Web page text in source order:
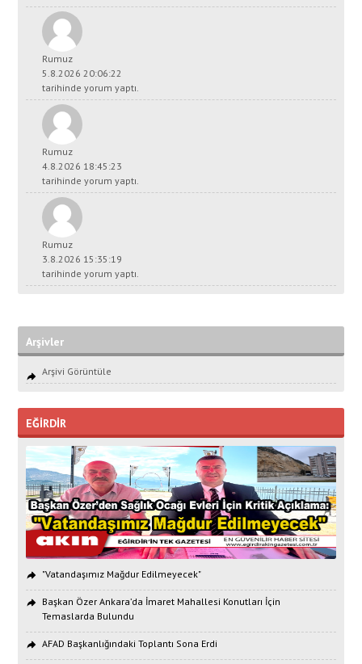
Rumuz
5.8.2026 20:06:22
tarihinde yorum yaptı.
Rumuz
4.8.2026 18:45:23
tarihinde yorum yaptı.
Rumuz
3.8.2026 15:35:19
tarihinde yorum yaptı.
Arşivler
Arşivi Görüntüle
EĞİRDİR
"Vatandaşımız Mağdur Edilmeyecek"
Başkan Özer Ankara’da İmaret Mahallesi Konutları İçin
Temaslarda Bulundu
AFAD Başkanlığındaki Toplantı Sona Erdi